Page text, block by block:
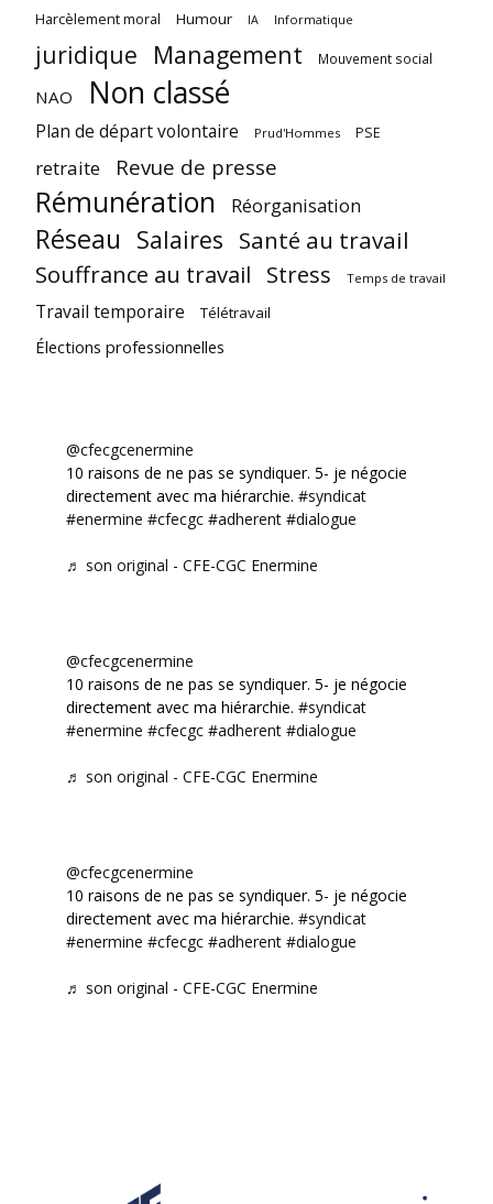
Harcèlement moral Humour IA Informatique
juridique Management Mouvement social
NAO Non classé
Plan de départ volontaire Prud'Hommes PSE
retraite Revue de presse
Rémunération Réorganisation
Réseau Salaires Santé au travail
Souffrance au travail Stress Temps de travail
Travail temporaire Télétravail
Élections professionnelles
@cfecgcenermine
10 raisons de ne pas se syndiquer. 5- je négocie
directement avec ma hiérarchie. #syndicat
#enermine #cfecgc #adherent #dialogue
♬ son original - CFE-CGC Enermine
@cfecgcenermine
10 raisons de ne pas se syndiquer. 5- je négocie
directement avec ma hiérarchie. #syndicat
#enermine #cfecgc #adherent #dialogue
♬ son original - CFE-CGC Enermine
@cfecgcenermine
10 raisons de ne pas se syndiquer. 5- je négocie
directement avec ma hiérarchie. #syndicat
#enermine #cfecgc #adherent #dialogue
♬ son original - CFE-CGC Enermine